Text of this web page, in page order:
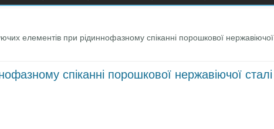
елементів при рідиннофазному спіканні порошкової нержавіючої
спіканні порошкової нержавіючої сталі